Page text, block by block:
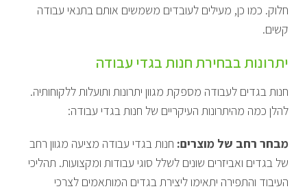
חלוק. כמו כן, מעילים לעובדים משמשים אותם בתנאי עבודה
קשים.
יתרונות בבחירת חנות בגדי עבודה
חנות בגדים לעבודה מספקת מגוון יתרונות ותועלות ללקוחותיה.
להלן כמה מהיתרונות העיקריים של חנות בגדי עבודה:
מבחר רחב של מוצרים: חנות בגדי עבודה מציעה מגוון רחב
של בגדים ואביזרים שונים לשלל סוגי עבודות ומקצועות. תהליכי
העיבוד והתפירה יתאימו ליצירת בגדים המותאמים לצרכי